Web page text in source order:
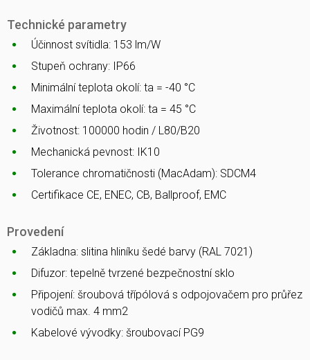
Technické parametry
Účinnost svítidla: 153 lm/W
Stupeň ochrany: IP66
Minimální teplota okolí: ta = -40 °C
Maximální teplota okolí: ta = 45 °C
Životnost: 100000 hodin / L80/B20
Mechanická pevnost: IK10
Tolerance chromatičnosti (MacAdam): SDCM4
Certifikace CE, ENEC, CB, Ballproof, EMC
Provedení
Základna: slitina hliníku šedé barvy (RAL 7021)
Difuzor: tepelně tvrzené bezpečnostní sklo
Připojení: šroubová třípólová s odpojovačem pro průřez
vodičů max. 4 mm2
Kabelové vývodky: šroubovací PG9